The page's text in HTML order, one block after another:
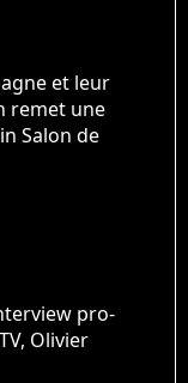
et leur
remet une
Salon de
pro-
Olivier